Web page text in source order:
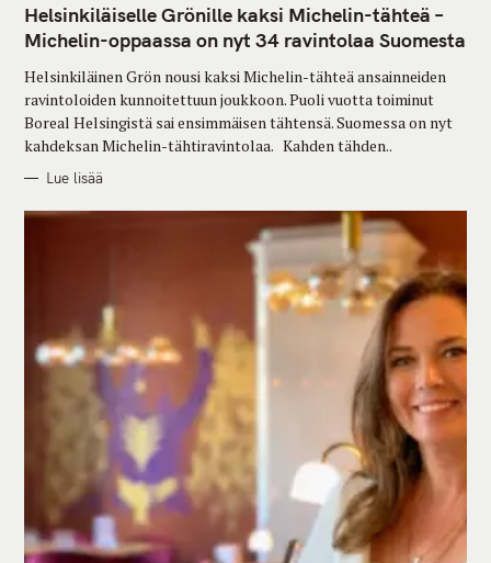
T
E
G
O
I
S
Helsinkiläiselle Grönille kaksi Michelin-tähteä –
Michelin-oppaassa on nyt 34 ravintolaa Suomesta
Helsinkiläinen Grön nousi kaksi Michelin-tähteä ansainneiden
ravintoloiden kunnoitettuun joukkoon. Puoli vuotta toiminut
Boreal Helsingistä sai ensimmäisen tähtensä. Suomessa on nyt
kahdeksan Michelin-tähtiravintolaa. Kahden tähden..
Lue lisää